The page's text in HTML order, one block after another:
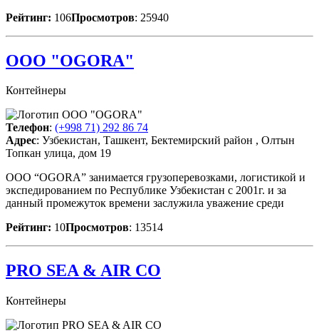
Рейтинг: 106Просмотров: 25940
OOO "OGORA"
Контейнеры
Телефон: (+998 71) 292 86 74
Адрес: Узбекистан, Ташкент, Бектемирский район , Олтын
Топкан улица, дом 19
ООО “OGORA” занимается грузоперевозками, логистикой и
экспедированием по Республике Узбекистан с 2001г. и за
данный промежуток времени заслужила уважение среди
Рейтинг: 10Просмотров: 13514
PRO SEA & AIR CO
Контейнеры